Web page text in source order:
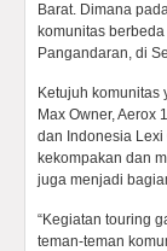
Barat. Dimana
komunitas
Pangandaran, di
Ketujuh komunitas
Max Owner, Aerox
dan Indonesia
kekompakan dan
juga menjadi
“Kegiatan touring
teman-teman